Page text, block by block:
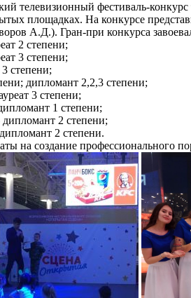
телевизионный фестиваль-
площадках. На конкурсе
А.Д.). Гран-при конкурса
2 степени;
3 степени;
степени;
дипломант 2,2,3 степени;
3 степени;
1 степени;
2 степени;
2 степени.
на создание профессионального